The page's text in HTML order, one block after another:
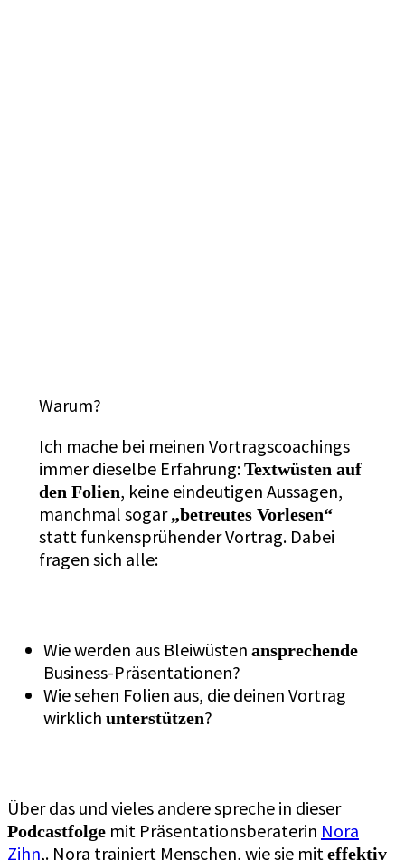
Warum?
Ich mache bei meinen Vortragscoachings
immer dieselbe Erfahrung:Textwüsten auf
den Folien, keine eindeutigen Aussagen,
manchmal sogar„betreutes Vorlesen“
statt funkensprühender Vortrag. Dabei
fragen sich alle:
Wie werden aus Bleiwüsten ansprechende
Business-Präsentationen?
Wie sehen Folien aus, die deinen Vortrag
wirklich unterstützen?
Über das und vieles andere spreche in dieser
Podcastfolge mit Präsentationsberaterin Nora
Zihn,. Nora trainiert Menschen, wie sie miteffektiv